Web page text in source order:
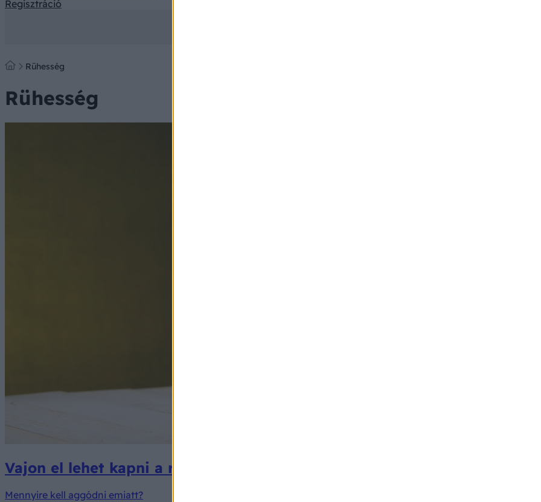
Regisztráció
Rühesség
Rühesség
Vajon el lehet kapni a rühességet a macskáktól?
Mennyire kell aggódni emiatt?